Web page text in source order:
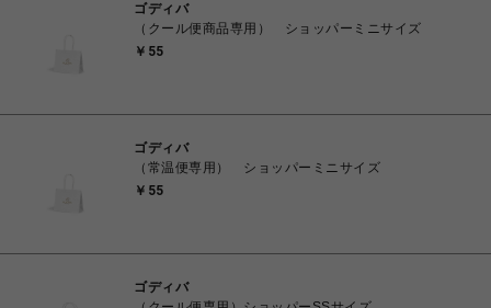
ゴディバ
（クール便商品専用） ショッパーミニサイズ
￥55
ゴディバ
（常温便専用） ショッパーミニサイズ
￥55
ゴディバ